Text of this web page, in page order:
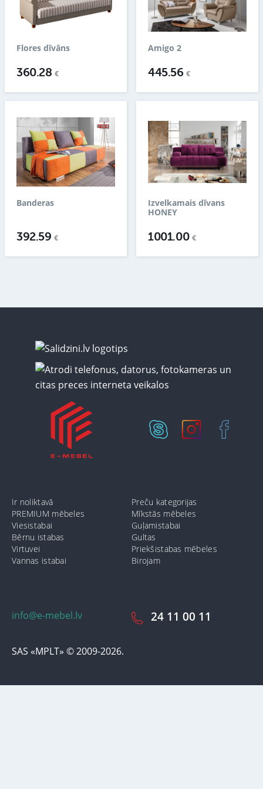
Flores dīvāns
360.28€
Amigo 2
445.56€
Banderas
392.59€
Izvelkamais dīvans
HONEY
1001.00 €
info@e-mebel.lv
SAS «MPLT» © 2009-2026.
24 11 00 11
Ir noliktavā
Preču kategorijas
PREMIUM mēbeles
Mīkstās mēbeles
Viesistabai
Guļamistabai
Bērnu istabas
Gultas
Virtuvei
Priekšistabas mēbeles
Vannas istabai
Birojam